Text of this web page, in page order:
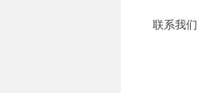
联系我们